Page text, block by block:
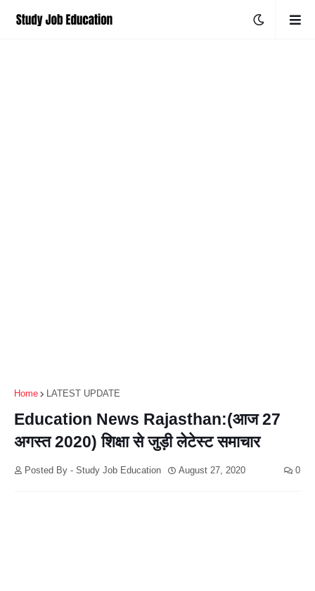
Home LATEST UPDATE
Education News Rajasthan:(आज 27
अगस्त 2020) शिक्षा से जुड़ी लेटेस्ट समाचार
Posted By - Study Job Education August 27, 2020 0